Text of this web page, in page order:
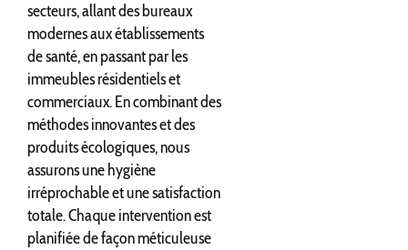
secteurs, allant des bureaux
modernes aux établissements
de santé, en passant par les
immeubles résidentiels et
commerciaux. En combinant des
méthodes innovantes et des
produits écologiques, nous
assurons une hygiène
irréprochable et une satisfaction
totale. Chaque intervention est
planifiée de façon méticuleuse